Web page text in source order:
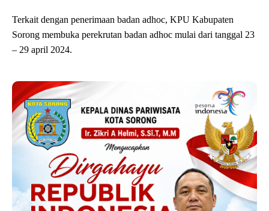
Terkait dengan penerimaan badan adhoc, KPU Kabupaten
Sorong membuka perekrutan badan adhoc mulai dari tanggal 23
– 29 april 2024.